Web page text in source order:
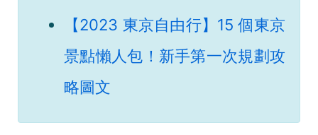
【2023 東京自由行】15 個東京
景點懶人包！新手第一次規劃攻
略圖文